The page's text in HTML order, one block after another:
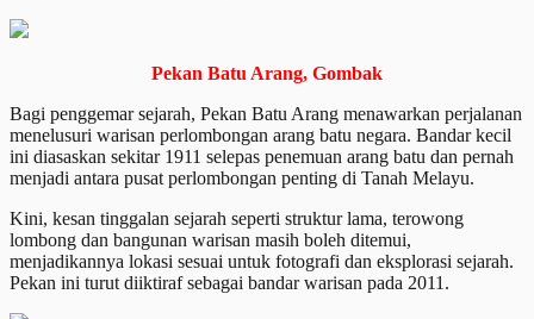
Pekan Batu Arang, Gombak
Bagi penggemar sejarah, Pekan Batu Arang menawarkan perjalanan
menelusuri warisan perlombongan arang batu negara. Bandar kecil
ini diasaskan sekitar 1911 selepas penemuan arang batu dan pernah
menjadi antara pusat perlombongan penting di Tanah Melayu.
Kini, kesan tinggalan sejarah seperti struktur lama, terowong
lombong dan bangunan warisan masih boleh ditemui,
menjadikannya lokasi sesuai untuk fotografi dan eksplorasi sejarah.
Pekan ini turut diiktiraf sebagai bandar warisan pada 2011.